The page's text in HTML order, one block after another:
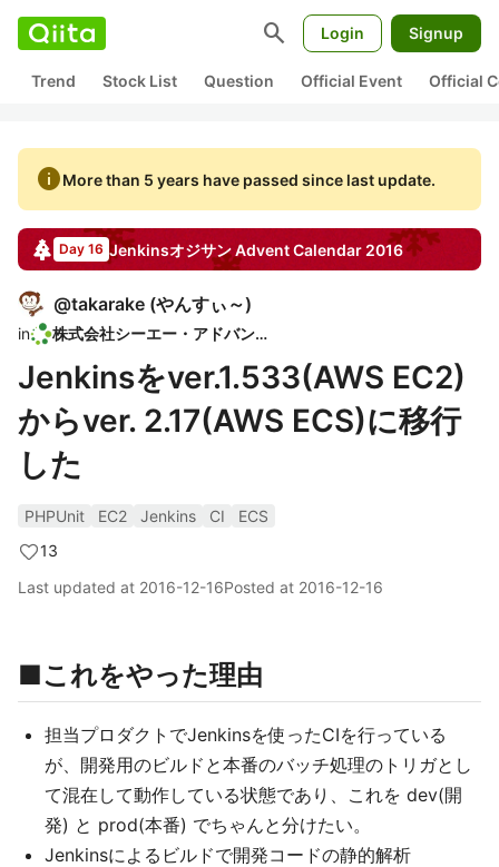
search Login Signup
Trend Stock List Question Official Event Official
infoMore than 5 years have passed since last update.
Day 16 JenkinsオジサンAdvent Calendar 2016
@takarake (やんすぃ～)
in 株式会社シーエー・アドバンス
Jenkinsをver.1.533(AWS EC2)
からver. 2.17(AWS ECS)に移行
した
PHPUnit EC2 Jenkins CI
ECS
13
Last updated at 2016-12-16Posted at 2016-12-16
■これをやった理由
担当プロダクトでJenkinsを使ったCIを行っている
が、開発用のビルドと本番のバッチ処理のトリガとし
て混在して動作している状態であり、これを dev(開
発) と prod(本番) でちゃんと分けたい。
Jenkinsによるビルドで開発コードの静的解析